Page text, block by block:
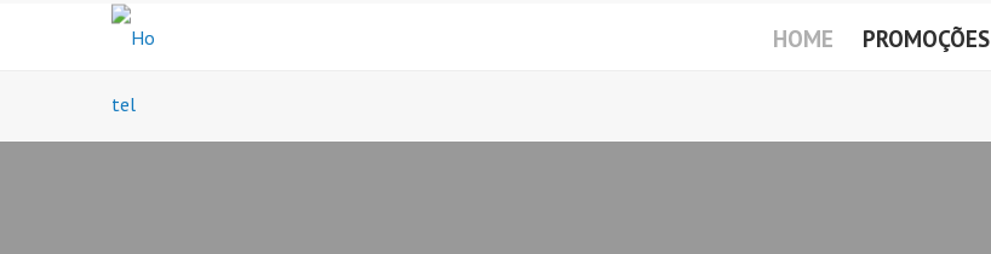
HOME PROMOÇÕES